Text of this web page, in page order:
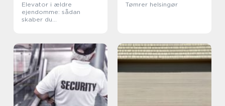
Elevator i ældre
ejendomme: sådan
skaber du
Tømrer helsingør